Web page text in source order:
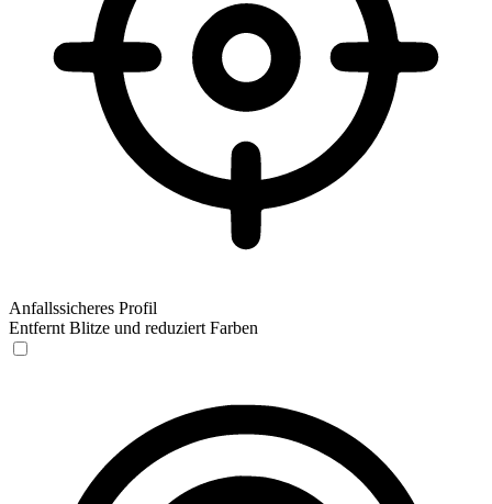
Anfallssicheres Profil
Entfernt Blitze und reduziert Farben